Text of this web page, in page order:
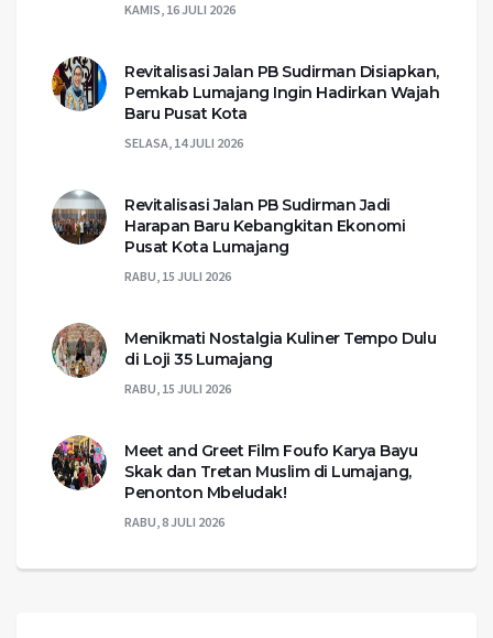
KAMIS, 16 JULI 2026
Revitalisasi Jalan PB Sudirman Disiapkan,
Pemkab Lumajang Ingin Hadirkan Wajah
Baru Pusat Kota
SELASA, 14 JULI 2026
Revitalisasi Jalan PB Sudirman Jadi
Harapan Baru Kebangkitan Ekonomi
Pusat Kota Lumajang
RABU, 15 JULI 2026
Menikmati Nostalgia Kuliner Tempo Dulu
di Loji 35 Lumajang
RABU, 15 JULI 2026
Meet and Greet Film Foufo Karya Bayu
Skak dan Tretan Muslim di Lumajang,
Penonton Mbeludak!
RABU, 8 JULI 2026